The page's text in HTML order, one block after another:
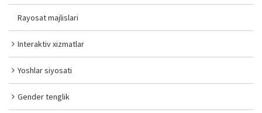
Rayosat majlislari
Interaktiv xizmatlar
Yoshlar siyosati
Gender tenglik